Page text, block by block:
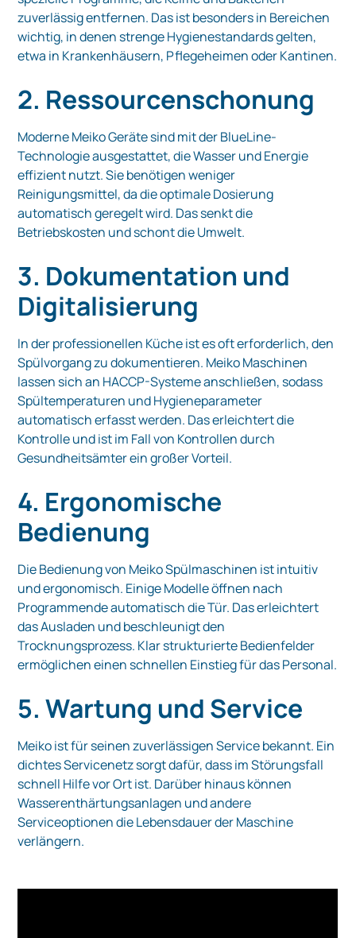
zuverlässig entfernen. Das ist besonders in Bereichen
wichtig, in denen strenge Hygienestandards gelten,
etwa in Krankenhäusern, Pflegeheimen oder Kantinen.
2. Ressourcenschonung
Moderne Meiko Geräte sind mit der BlueLine-
Technologie ausgestattet, die Wasser und Energie
effizient nutzt. Sie benötigen weniger
Reinigungsmittel, da die optimale Dosierung
automatisch geregelt wird. Das senkt die
Betriebskosten und schont die Umwelt.
3. Dokumentation und
Digitalisierung
In der professionellen Küche ist es oft erforderlich, den
Spülvorgang zu dokumentieren. Meiko Maschinen
lassen sich an HACCP-Systeme anschließen, sodass
Spültemperaturen und Hygieneparameter
automatisch erfasst werden. Das erleichtert die
Kontrolle und ist im Fall von Kontrollen durch
Gesundheitsämter ein großer Vorteil.
4. Ergonomische
Bedienung
Die Bedienung von Meiko Spülmaschinen ist intuitiv
und ergonomisch. Einige Modelle öffnen nach
Programmende automatisch die Tür. Das erleichtert
das Ausladen und beschleunigt den
Trocknungsprozess. Klar strukturierte Bedienfelder
ermöglichen einen schnellen Einstieg für das Personal.
5. Wartung und Service
Meiko ist für seinen zuverlässigen Service bekannt. Ein
dichtes Servicenetz sorgt dafür, dass im Störungsfall
schnell Hilfe vor Ort ist. Darüber hinaus können
Wasserenthärtungsanlagen und andere
Serviceoptionen die Lebensdauer der Maschine
verlängern.